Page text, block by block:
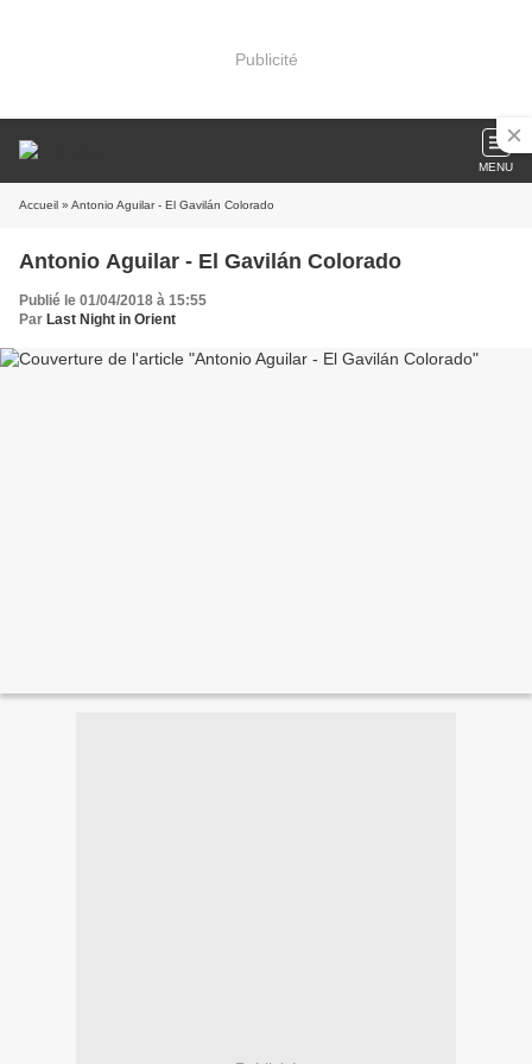
Publicité
MENU
Accueil » Antonio Aguilar - El Gavilán Colorado
Antonio Aguilar - El Gavilán Colorado
Publié le 01/04/2018 à 15:55
Par Last Night in Orient